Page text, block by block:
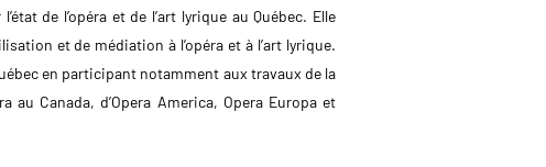
de l’opéra et de l’art lyrique au Québec. Elle
et de médiation à l’opéra et à l’art lyrique.
en participant notamment aux travaux de la
au Canada, d’Opera America, Opera Europa et